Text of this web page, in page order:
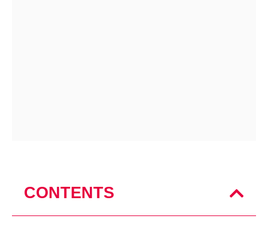
CONTENTS